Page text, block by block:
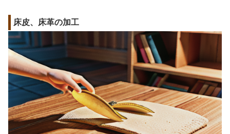
床皮、床革の加工